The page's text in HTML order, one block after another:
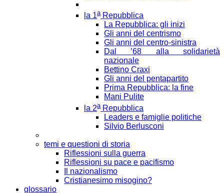
la 1aRepubblica
La Repubblica: gli inizi
Gli anni del centrismo
Gli anni del centro-sinistra
Dal ’68 alla solidarietà
nazionale
Bettino Craxi
Gli anni del pentapartito
Prima Repubblica: la fine
Mani Pulite
la 2aRepubblica
Leaders e famiglie politiche
Silvio Berlusconi
temi e questioni di storia
Riflessioni sulla guerra
Riflessioni su pace e pacifismo
Il nazionalismo
Cristianesimo misogino?
glossario